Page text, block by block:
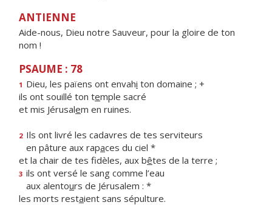
ANTIENNE
Aide-nous, Dieu notre Sauveur, pour la gloire de ton
nom !
PSAUME : 78
1 Dieu, les païens ont envahi ton domaine ; +
ils ont souillé ton temple sacré
et mis Jérusalem en ruines.
2 Ils ont livré les cadavres de tes serviteurs
en pâture aux rapaces du ciel *
et la chair de tes fidèles, aux bêtes de la terre ;
3 ils ont versé le sang comme l’eau
aux alentours de Jérusalem : *
les morts restaient sans sépulture.